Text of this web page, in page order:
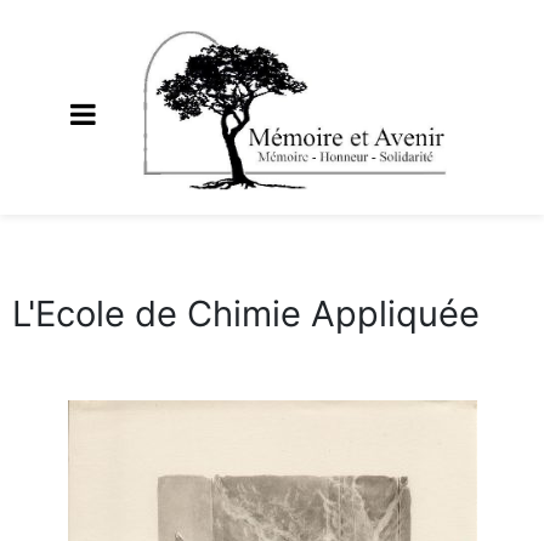
L'Ecole de Chimie Appliquée